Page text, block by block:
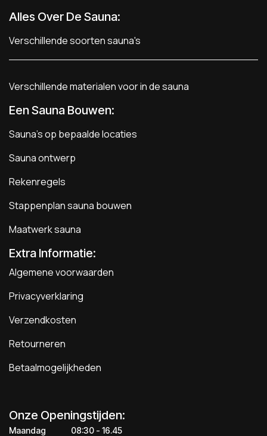
Alles Over De Sauna:
Verschillende soorten sauna's
Verschillende materialen voor in de sauna
Een Sauna Bouwen:
Sauna's op bepaalde locaties
Sauna ontwerp
Rekenregels
Stappenplan sauna bouwen
Maatwerk sauna
Extra Informatie:
Algemene voorwaarden
Privacyverklaring
Verzendkosten
Retourneren
Betaalmogelijkheden
Onze Openingstijden:
Maandag ​​​08:30 - 16.45​